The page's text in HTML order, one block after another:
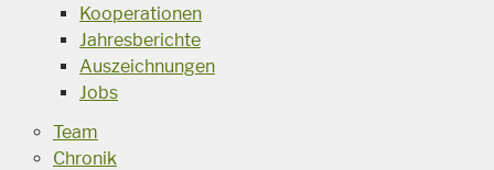
Kooperationen
Jahresberichte
Auszeichnungen
Jobs
Team
Chronik